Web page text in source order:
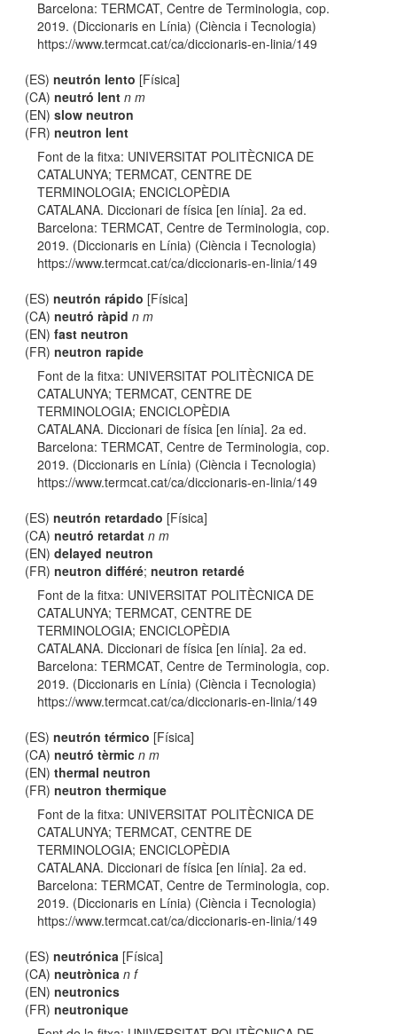
Barcelona: TERMCAT, Centre de Terminologia, cop.
2019. (Diccionaris en Línia) (Ciència i Tecnologia)
https://www.termcat.cat/ca/diccionaris-en-linia/149
(ES)neutrón lento [Física]
(CA)neutró lent n m
(EN)slow neutron
(FR)neutron lent
Font de la fitxa: UNIVERSITAT POLITÈCNICA DE
CATALUNYA; TERMCAT, CENTRE DE
TERMINOLOGIA; ENCICLOPÈDIA
CATALANA. Diccionari de física [en línia]. 2a ed.
Barcelona: TERMCAT, Centre de Terminologia, cop.
2019. (Diccionaris en Línia) (Ciència i Tecnologia)
https://www.termcat.cat/ca/diccionaris-en-linia/149
(ES)neutrón rápido [Física]
(CA)neutró ràpid n m
(EN)fast neutron
(FR)neutron rapide
Font de la fitxa: UNIVERSITAT POLITÈCNICA DE
CATALUNYA; TERMCAT, CENTRE DE
TERMINOLOGIA; ENCICLOPÈDIA
CATALANA. Diccionari de física [en línia]. 2a ed.
Barcelona: TERMCAT, Centre de Terminologia, cop.
2019. (Diccionaris en Línia) (Ciència i Tecnologia)
https://www.termcat.cat/ca/diccionaris-en-linia/149
(ES)neutrón retardado [Física]
(CA)neutró retardat n m
(EN)delayed neutron
(FR)neutron différé;neutron retardé
Font de la fitxa: UNIVERSITAT POLITÈCNICA DE
CATALUNYA; TERMCAT, CENTRE DE
TERMINOLOGIA; ENCICLOPÈDIA
CATALANA. Diccionari de física [en línia]. 2a ed.
Barcelona: TERMCAT, Centre de Terminologia, cop.
2019. (Diccionaris en Línia) (Ciència i Tecnologia)
https://www.termcat.cat/ca/diccionaris-en-linia/149
(ES)neutrón térmico [Física]
(CA)neutró tèrmic n m
(EN)thermal neutron
(FR)neutron thermique
Font de la fitxa: UNIVERSITAT POLITÈCNICA DE
CATALUNYA; TERMCAT, CENTRE DE
TERMINOLOGIA; ENCICLOPÈDIA
CATALANA. Diccionari de física [en línia]. 2a ed.
Barcelona: TERMCAT, Centre de Terminologia, cop.
2019. (Diccionaris en Línia) (Ciència i Tecnologia)
https://www.termcat.cat/ca/diccionaris-en-linia/149
(ES)neutrónica [Física]
(CA)neutrònica n f
(EN)neutronics
(FR)neutronique